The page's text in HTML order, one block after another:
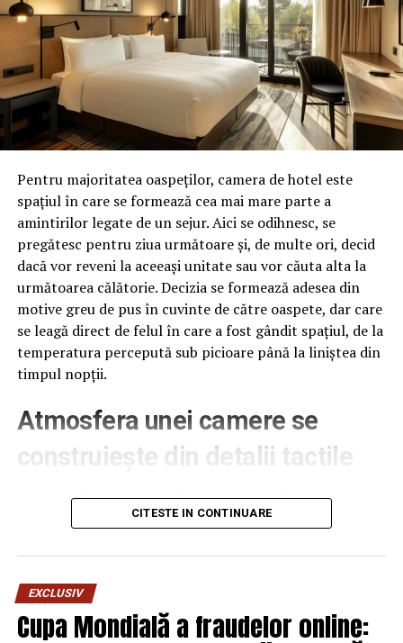
Pentru majoritatea oaspeților, camera de hotel este
spațiul în care se formează cea mai mare parte a
amintirilor legate de un sejur. Aici se odihnesc, se
pregătesc pentru ziua următoare și, de multe ori, decid
dacă vor reveni la aceeași unitate sau vor căuta alta la
următoarea călătorie. Decizia se formează adesea din
motive greu de pus în cuvinte de către oaspete, dar care
se leagă direct de felul în care a fost gândit spațiul, de la
temperatura percepută sub picioare până la liniștea din
timpul nopții.
Atmosfera unei camere se
construiește din detalii tactile
Contactul direct cu pardoseala este una dintre primele
senzații fizice pe care le are un oaspete atunci când
pe drum, seara târziu. Textura și moliciunea potrivite,
oferite democheta hotel
care este percepută o cameră, chiar dacă restul
mobilierului rămâne identic de la o unitate la alta din
CITESTE IN CONTINUARE
EXCLUSIV
Cupa Mondială a fraudelor online: